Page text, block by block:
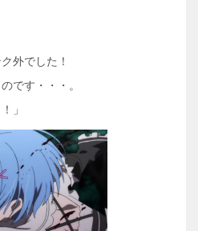
外でした！
です・・・。
」